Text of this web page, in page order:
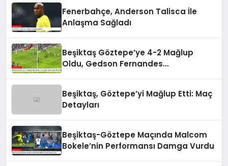
Fenerbahçe, Anderson Talisca İle
Anlaşma Sağladı
Beşiktaş Göztepe’ye 4-2 Mağlup
Oldu, Gedson Fernandes
Beşiktaş, Göztepe’yi Mağlup Etti: Maç
Detayları
Beşiktaş-Göztepe Maçında Malcom
Bokele’nin Performansı Damga Vurdu